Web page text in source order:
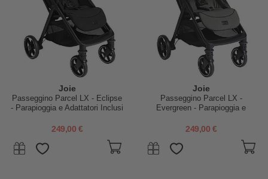
Joie
Passeggino Parcel LX - Eclipse
- Parapioggia e Adattatori Inclusi
249,00 €
Joie
Passeggino Parcel LX -
Evergreen - Parapioggia e
249,00 €